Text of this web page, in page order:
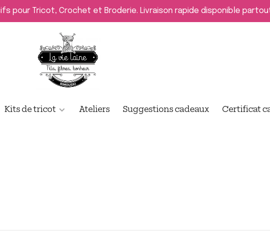
pour Tricot, Crochet et Broderie. Livraison rapide disponible
Kits de tricot Ateliers Suggestions cadeaux Certificat